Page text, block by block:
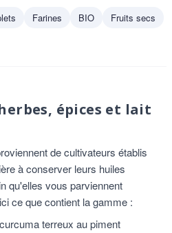
Farines BIO
Fruits secs
épices et lait
de cultivateurs établis
à conserver leurs huiles
qu'elles vous parviennent
ce que contient la gamme :
terreux au piment